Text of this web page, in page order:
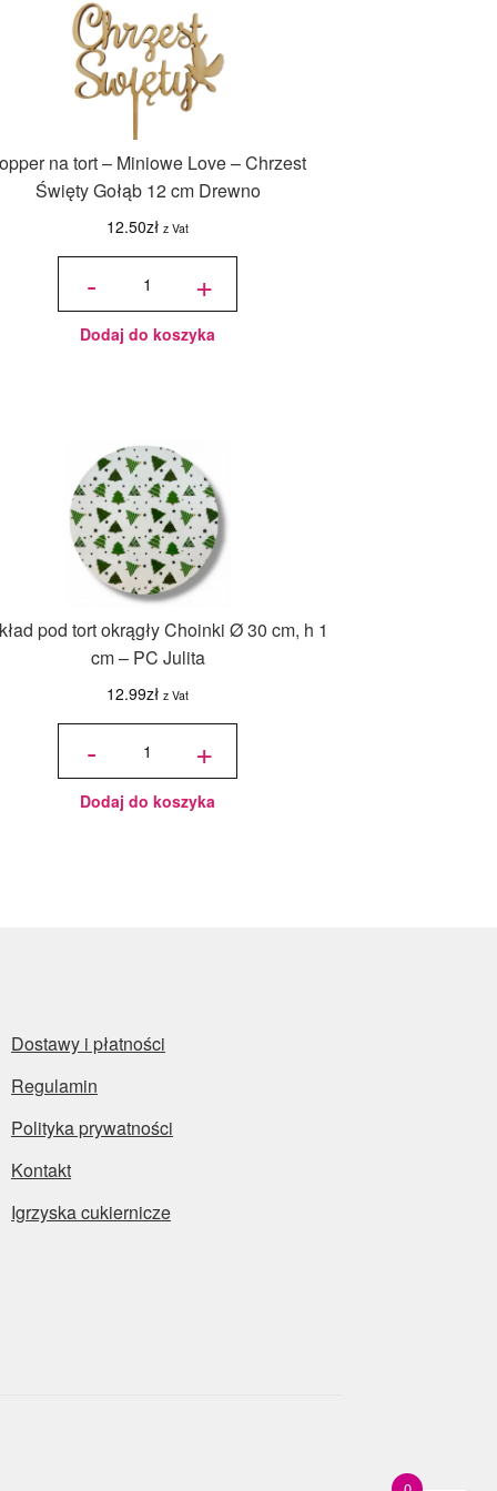
na tort – Miniowe Love – Chrzest
Święty Gołąb 12 cm Drewno
12.50zł z Vat
-
ilość
Miniowe
Love -
Święty
Gołąb
Drewno
+
Dodaj do koszyka
pod tort okrągły Choinki Ø 30 cm, h 1
cm – PC Julita
12.99zł z Vat
-
ilość
okrągły
Choinki
cm, h 1
cm - PC
+
Dodaj do koszyka
Dostawy i płatności
Regulamin
Polityka prywatności
Kontakt
Igrzyska cukiernicze